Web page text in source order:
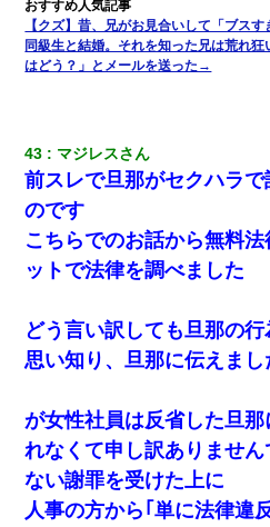
【クズ】昔、兄がお見合いして「ブス
同級生と結婚。それを知った兄は荒れ
はどう？」とメールを送った→
43 マジレスさん
前スレで旦那がセクハラ
のです
こちらでのお話から無料
ットで法律を調べました
どう言い訳しても旦那の
思い知り、旦那に伝えま
が女性社員は反省した旦
れなくて申し訳ありませ
ない謝罪を受けた上に
人事の方から｢単に法律違